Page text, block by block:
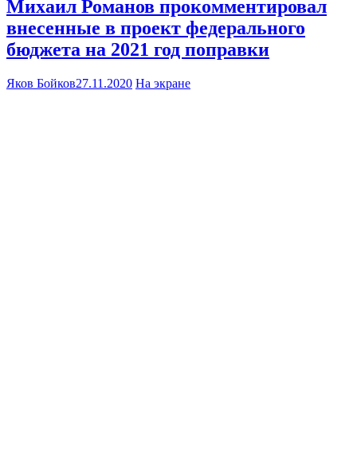
Михаил Романов прокомментировал
внесенные в проект федерального
бюджета на 2021 год поправки
Яков Бойков27.11.2020 На экране